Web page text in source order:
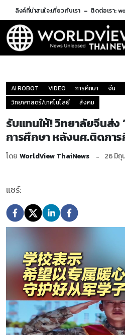
ลิงค์ที่น่าสนใจ:เกี่ยวกับเรา ติดต่อเรา:
AI ROBOT VIDEO การศึกษา จีน
วิทยาศาสตร์/เทคโนโลยี
สังคม
รับแทนให้! วิทยาลัยจีนส่ง
การศึกษา หลังนศ.ติดภาร
โดย WorldView ThaiNews 26 มิถุ
แชร์: